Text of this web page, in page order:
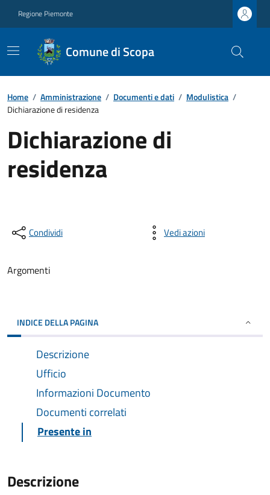
Regione Piemonte
Comune di Scopa
Home / Amministrazione / Documenti e dati / Modulistica /
Dichiarazione di residenza
Dichiarazione di
residenza
Condividi Vedi azioni
Argomenti
INDICE DELLA PAGINA
Descrizione
Ufficio
Informazioni Documento
Documenti correlati
Presente in
Descrizione